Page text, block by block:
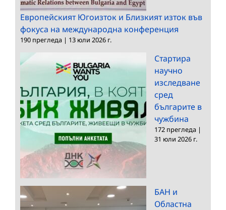
Европейският Югоизток и Близкият изток във
фокуса на международна конференция
190 прегледа | 13 юли 2026 г.
Стартира
научно
изследване
сред
българите в
чужбина
172 прегледа |
31 юли 2026 г.
БАН и
Областна